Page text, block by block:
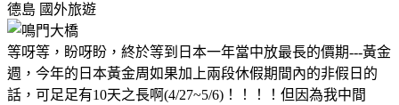
德島 國外旅遊
等呀等，盼呀盼，終於等到日本一年當中放最長的價期---黃金
週，今年的日本黃金周如果加上兩段休假期間內的非假日的
話，可足足有10天之長啊(4/27~5/6)！！！！但因為我中間